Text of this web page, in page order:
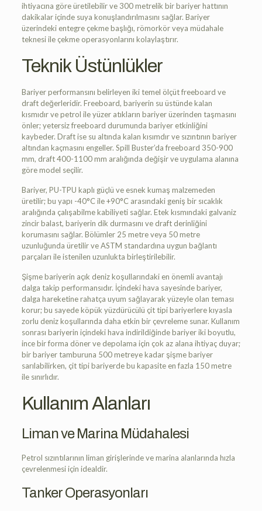
ihtiyacına göre üretilebilir ve 300 metrelik bir bariyer hattının
dakikalar içinde suya konuşlandırılmasını sağlar. Bariyer
üzerindeki entegre çekme başlığı, römorkör veya müdahale
teknesi ile çekme operasyonlarını kolaylaştırır.
Teknik Üstünlükler
Bariyer performansını belirleyen iki temel ölçüt freeboard ve
draft değerleridir. Freeboard, bariyerin su üstünde kalan
kısmıdır ve petrol ile yüzer atıkların bariyer üzerinden taşmasını
önler; yetersiz freeboard durumunda bariyer etkinliğini
kaybeder. Draft ise su altında kalan kısımdır ve sızıntının bariyer
altından kaçmasını engeller. Spill Buster’da freeboard 350-900
mm, draft 400-1100 mm aralığında değişir ve uygulama alanına
göre model seçilir.
Bariyer, PU-TPU kaplı güçlü ve esnek kumaş malzemeden
üretilir; bu yapı -40°C ile +90°C arasındaki geniş bir sıcaklık
aralığında çalışabilme kabiliyeti sağlar. Etek kısmındaki galvaniz
zincir balast, bariyerin dik durmasını ve draft derinliğini
korumasını sağlar. Bölümler 25 metre veya 50 metre
uzunluğunda üretilir ve ASTM standardına uygun bağlantı
parçaları ile istenilen uzunlukta birleştirilebilir.
Şişme bariyerin açık deniz koşullarındaki en önemli avantajı
dalga takip performansıdır. İçindeki hava sayesinde bariyer,
dalga hareketine rahatça uyum sağlayarak yüzeyle olan teması
korur; bu sayede köpük yüzdürücülü çit tipi bariyerlere kıyasla
zorlu deniz koşullarında daha etkin bir çevreleme sunar. Kullanım
sonrası bariyerin içindeki hava indirildiğinde bariyer iki boyutlu,
ince bir forma döner ve depolama için çok az alana ihtiyaç duyar;
bir bariyer tamburuna 500 metreye kadar şişme bariyer
sarılabilirken, çit tipi bariyerde bu kapasite en fazla 150 metre
ile sınırlıdır.
Kullanım Alanları
Liman ve Marina Müdahalesi
Petrol sızıntılarının liman girişlerinde ve marina alanlarında hızla
çevrelenmesi için idealdir.
Tanker Operasyonları